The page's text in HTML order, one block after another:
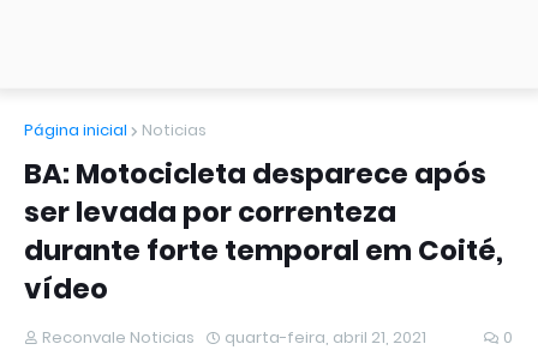
Página inicial Noticias
BA: Motocicleta desparece após
ser levada por correnteza
durante forte temporal em Coité,
vídeo
Reconvale Noticias quarta-feira, abril 21, 2021 0